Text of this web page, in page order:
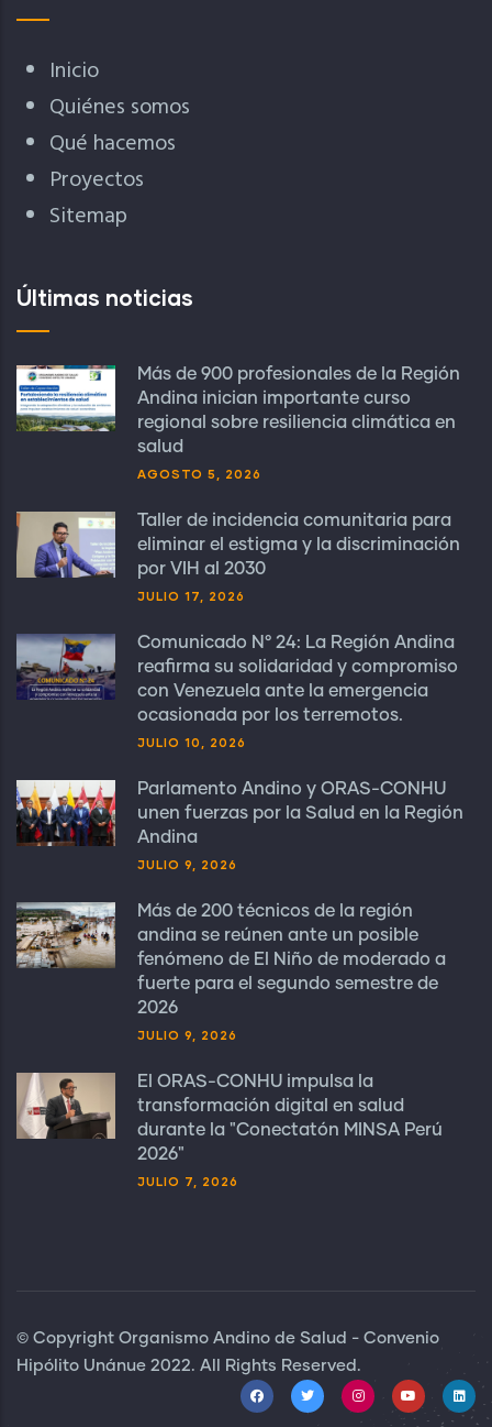
Inicio
Quiénes somos
Qué hacemos
Proyectos
Sitemap
Últimas noticias
Más de 900 profesionales de la Región
Andina inician importante curso
regional sobre resiliencia climática en
salud
AGOSTO 5, 2026
Taller de incidencia comunitaria para
eliminar el estigma y la discriminación
por VIH al 2030
JULIO 17, 2026
Comunicado N° 24: La Región Andina
reafirma su solidaridad y compromiso
con Venezuela ante la emergencia
ocasionada por los terremotos.
JULIO 10, 2026
Parlamento Andino y ORAS-CONHU
unen fuerzas por la Salud en la Región
Andina
JULIO 9, 2026
Más de 200 técnicos de la región
andina se reúnen ante un posible
fenómeno de El Niño de moderado a
fuerte para el segundo semestre de
2026
JULIO 9, 2026
El ORAS-CONHU impulsa la
transformación digital en salud
durante la "Conectatón MINSA Perú
2026"
JULIO 7, 2026
© Copyright Organismo Andino de Salud - Convenio
Hipólito Unánue 2022. All Rights Reserved.